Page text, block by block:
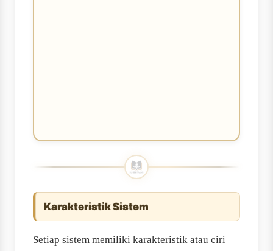
Karakteristik Sistem
Setiap sistem memiliki karakteristik atau ciri